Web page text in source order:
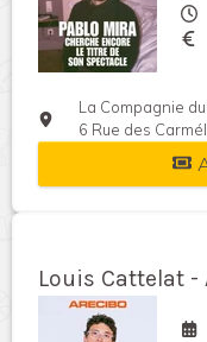
La Compagnie
6 Rue des
Louis Cattelat -